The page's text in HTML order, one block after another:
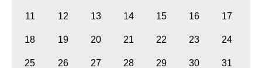
11 12 13 14 15 16 17
18 19 20 21 22 23 24
25 26 27 28 29 30 31